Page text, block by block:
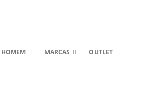
HOMEM MARCAS OUTLET